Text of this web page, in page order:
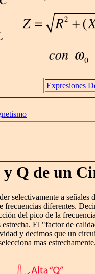
Expresiones
y Q de un
selectivamente a señales
frecuencias diferentes.
del pico de la
El "factor de
y decimos que un
mas